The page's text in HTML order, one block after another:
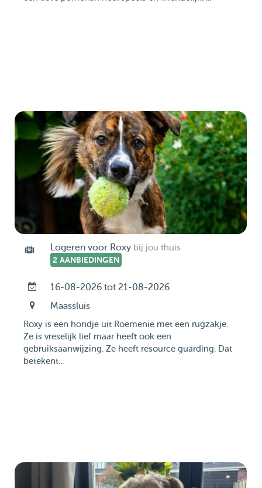
Logeren voor Roxy bij jou thuis
2 AANBIEDINGEN
16-08-2026 tot 21-08-2026
Maassluis
Roxy is een hondje uit Roemenie met een rugzakje.
Ze is vreselijk lief maar heeft ook een
gebruiksaanwijzing. Ze heeft resource guarding. Dat
betekent...